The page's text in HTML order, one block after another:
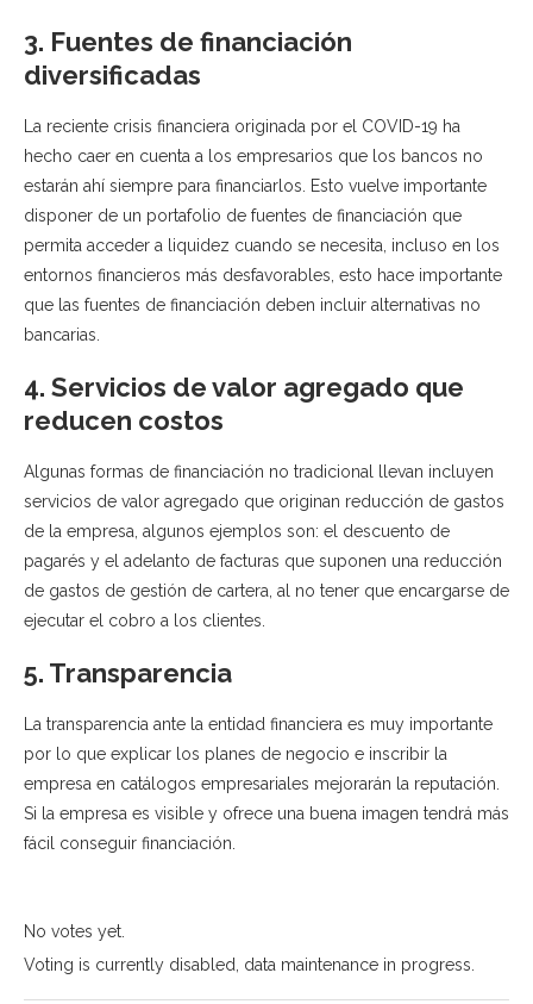
3. Fuentes de financiación
diversificadas
La reciente crisis financiera originada por el COVID-19 ha
hecho caer en cuenta a los empresarios que los bancos no
estarán ahí siempre para financiarlos. Esto vuelve importante
disponer de un portafolio de fuentes de financiación que
permita acceder a liquidez cuando se necesita, incluso en los
entornos financieros más desfavorables, esto hace importante
que las fuentes de financiación deben incluir alternativas no
bancarias.
4. Servicios de valor agregado que
reducen costos
Algunas formas de financiación no tradicional llevan incluyen
servicios de valor agregado que originan reducción de gastos
de la empresa, algunos ejemplos son: el descuento de
pagarés y el adelanto de facturas que suponen una reducción
de gastos de gestión de cartera, al no tener que encargarse de
ejecutar el cobro a los clientes.
5. Transparencia
La transparencia ante la entidad financiera es muy importante
por lo que explicar los planes de negocio e inscribir la
empresa en catálogos empresariales mejorarán la reputación.
Si la empresa es visible y ofrece una buena imagen tendrá más
fácil conseguir financiación.
No votes yet.
Voting is currently disabled, data maintenance in progress.